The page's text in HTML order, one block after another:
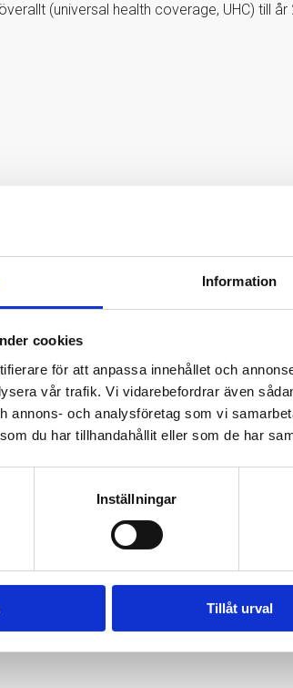
Information
cookies
för att anpassa innehållet och
vår trafik. Vi vidarebefordrar även
annons- och analysföretag som vi
du har tillhandahållit eller som de har
Inställningar
Tillåt urval
(universal health coverage, UHC) till år
och skall ej ses som
kan inte garantera att texterna baseras
hade jag ingen aning om! Nu gör
rekommenderade intaget av D-
mer energi och mindre värk än
värdet är bättre nästa gång.